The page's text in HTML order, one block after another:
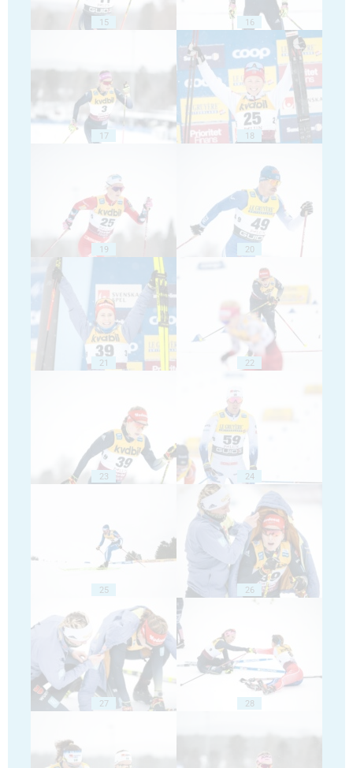
15 16
17 18
19 20
21 22
23 24
25 26
27 28